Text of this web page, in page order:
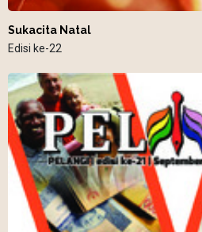
Sukacita Natal
Edisi ke-22